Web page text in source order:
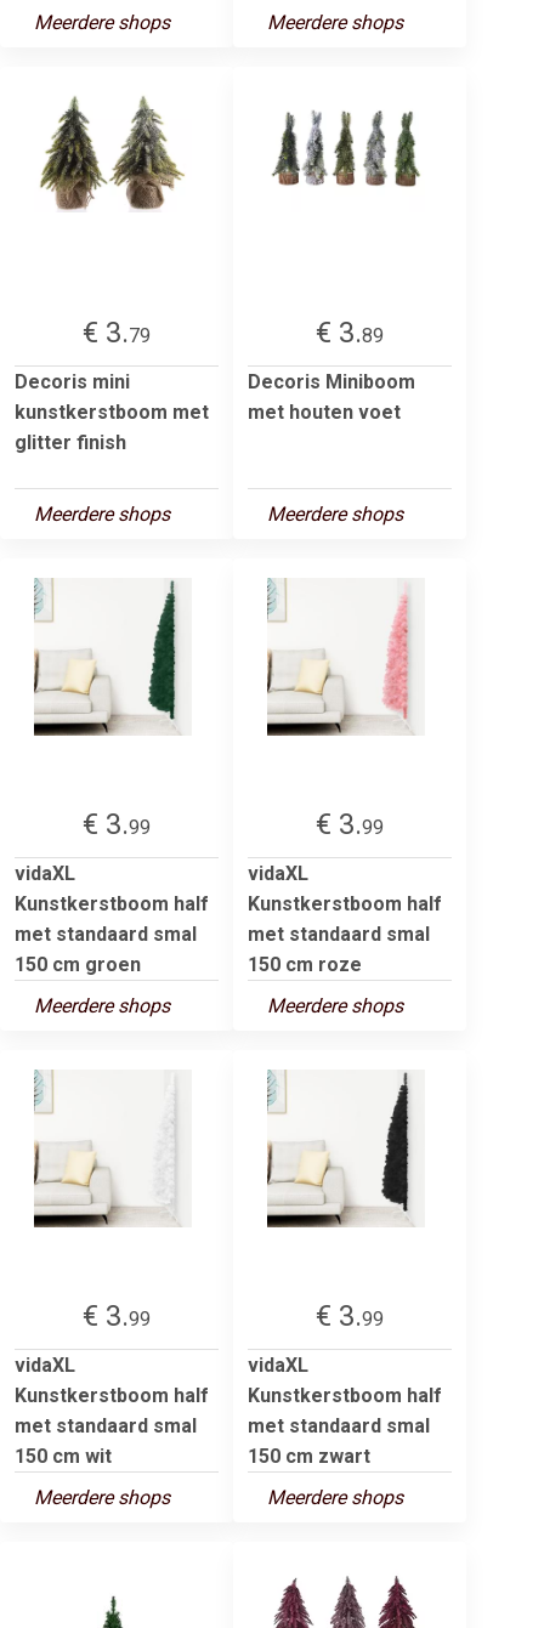
Meerdere shops Meerdere shops
€ 3.79
Decoris mini
kunstkerstboom met
glitter finish
Meerdere shops
€ 3.89
Decoris Miniboom
met houten voet
Meerdere shops
€ 3.99
vidaXL
Kunstkerstboom half
met standaard smal
150 cm groen
Meerdere shops
€ 3.99
vidaXL
Kunstkerstboom half
met standaard smal
150 cm roze
Meerdere shops
€ 3.99
vidaXL
Kunstkerstboom half
met standaard smal
150 cm wit
Meerdere shops
€ 3.99
vidaXL
Kunstkerstboom half
met standaard smal
150 cm zwart
Meerdere shops